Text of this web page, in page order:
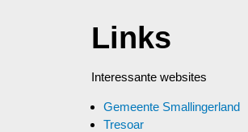
Links
Interessante websites
Gemeente Smallingerland
Tresoar